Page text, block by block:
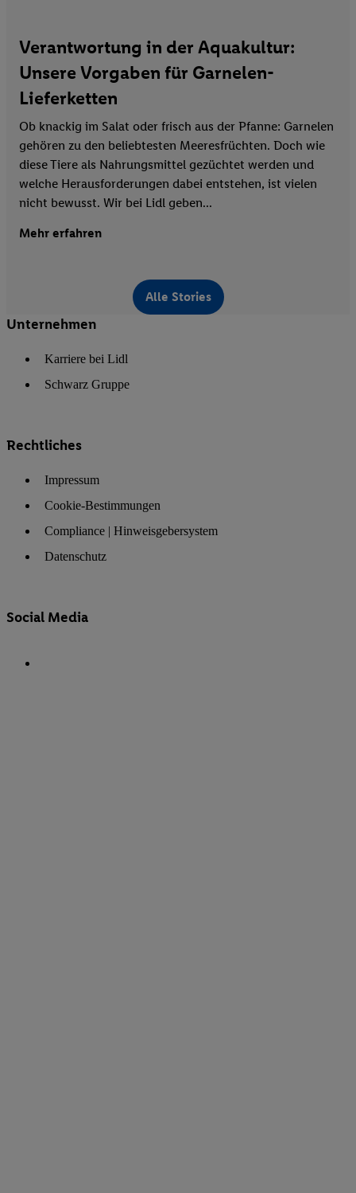
Verantwortung in der Aquakultur:
Unsere Vorgaben für Garnelen-
Lieferketten
Ob knackig im Salat oder frisch aus der Pfanne: Garnelen
gehören zu den beliebtesten Meeresfrüchten. Doch wie
diese Tiere als Nahrungsmittel gezüchtet werden und
welche Herausforderungen dabei entstehen, ist vielen
nicht bewusst. Wir bei Lidl geben...
Mehr erfahren
Alle Stories
Unternehmen
Karriere bei Lidl
Schwarz Gruppe
Rechtliches
Impressum
Cookie-Bestimmungen
Compliance | Hinweisgebersystem
Datenschutz
Social Media